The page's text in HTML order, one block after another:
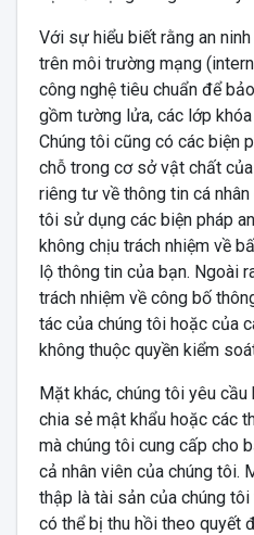
Với sự hiểu biết rằng an
trên môi trường mạng
công nghệ tiêu chuẩn để
gồm tường lửa, các lớp
Chúng tôi cũng có các biện
chỗ trong cơ sở vật chất
riêng tư về thông tin cá
tôi sử dụng các biện pháp
không chịu trách nhiệm về
lộ thông tin của bạn. Ngoài
trách nhiệm về công bố
tác của chúng tôi hoặc của
không thuộc quyền kiểm
Mặt khác, chúng tôi yêu
chia sẻ mật khẩu hoặc các
mà chúng tôi cung cấp cho
cả nhân viên của chúng tôi.
thập là tài sản của chúng
có thể bị thu hồi theo quyết